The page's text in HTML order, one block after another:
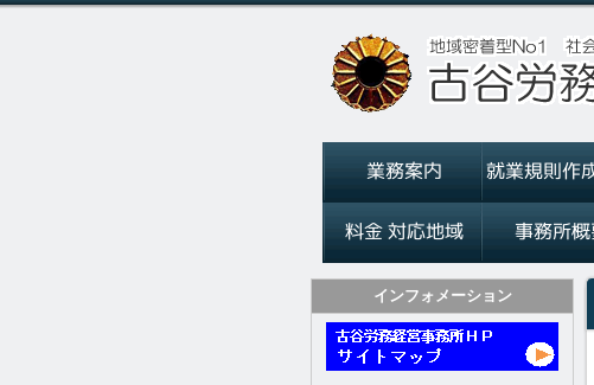
インフォメーション